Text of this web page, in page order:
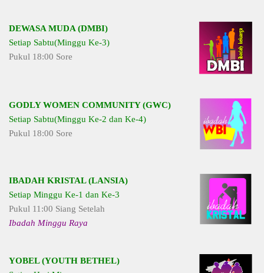
DEWASA MUDA (DMBI)
Setiap Sabtu(Minggu Ke-3)
Pukul 18:00 Sore
GODLY WOMEN COMMUNITY (GWC)
Setiap Sabtu(Minggu Ke-2 dan Ke-4)
Pukul 18:00 Sore
IBADAH KRISTAL (LANSIA)
Setiap Minggu Ke-1 dan Ke-3
Pukul 11:00 Siang Setelah
Ibadah Minggu Raya
YOBEL (YOUTH BETHEL)